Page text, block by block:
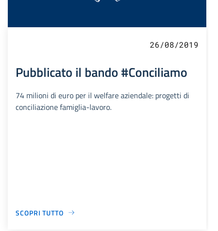
26/08/2019
Pubblicato il bando #Conciliamo
74 milioni di euro per il welfare aziendale: progetti di
conciliazione famiglia-lavoro.
SCOPRI TUTTO